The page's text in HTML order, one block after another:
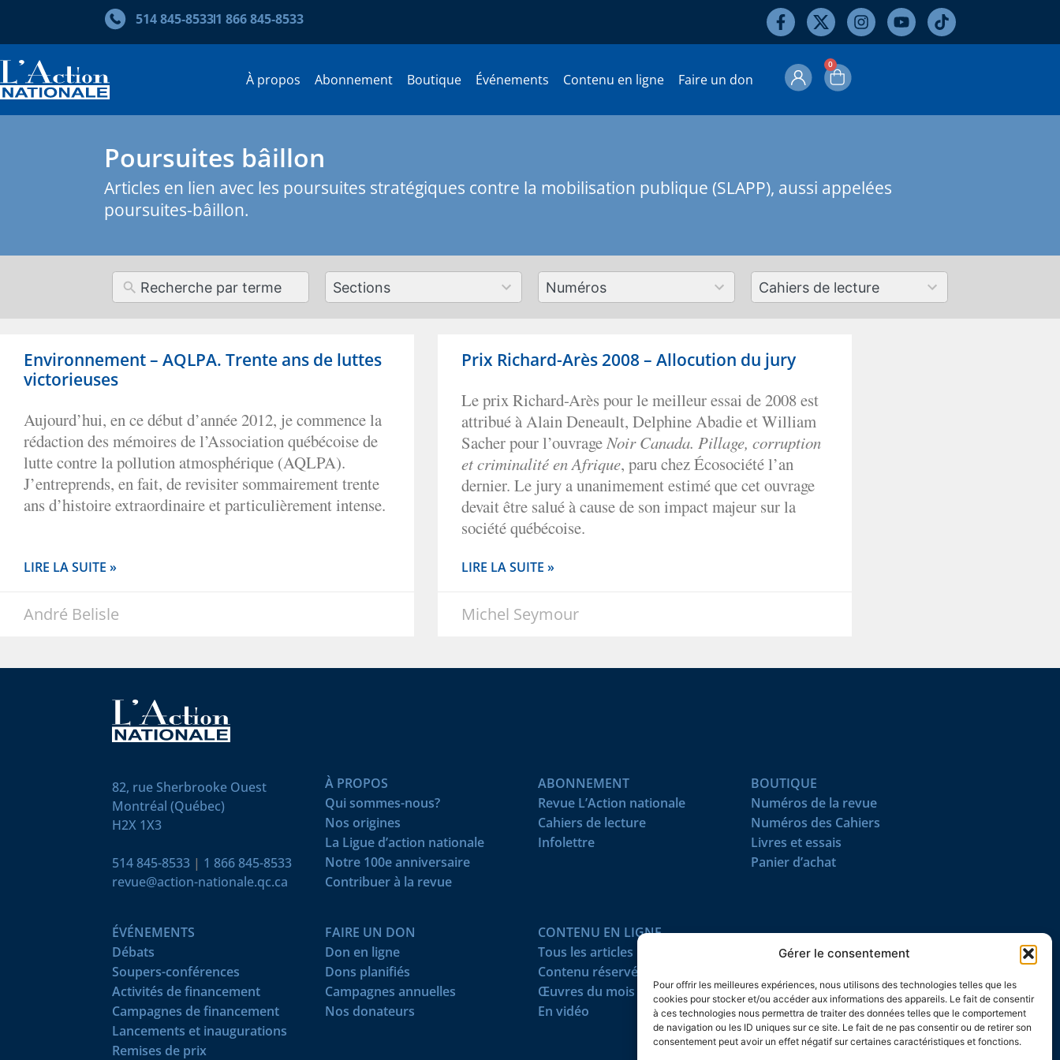
Gérer le consentement
Pour offrir les meilleures expériences, nous utilisons des technologies telles que les
cookies pour stocker et/ou accéder aux informations des appareils. Le fait de consentir
à ces technologies nous permettra de traiter des données telles que le comportement
de navigation ou les ID uniques sur ce site. Le fait de ne pas consentir ou de retirer son
consentement peut avoir un effet négatif sur certaines caractéristiques et fonctions.
514 845‑85331 866 845‑8533
À propos Abonnement Boutique Événements Contenu en ligne Faire un don
0
Poursuites bâillon
Articles en lien avec les poursuites stratégiques contre la mobilisation publique (SLAPP), aussi appelées
poursuites-bâillon.
12
results
179
results
50
results
Environnement – AQLPA. Trente ans de luttes
victorieuses
Aujourd’hui, en ce début d’année 2012, je commence la
rédaction des mémoires de l’Association québécoise de
lutte contre la pollution atmosphérique (AQLPA).
J’entreprends, en fait, de revisiter sommairement trente
ans d’histoire extraordinaire et particulièrement intense.
LIRE LA SUITE »
André Belisle
Prix Richard-Arès 2008 – Allocution du jury
Le prix Richard-Arès pour le meilleur essai de 2008 est
attribué à Alain Deneault, Delphine Abadie et William
Sacher pour l’ouvrageNoir Canada. Pillage, corruption
et criminalité en Afrique, paru chez Écosociété l’an
dernier. Le jury a unanimement estimé que cet ouvrage
devait être salué à cause de son impact majeur sur la
société québécoise.
LIRE LA SUITE »
Michel Seymour
82, rue Sherbrooke Ouest
Montréal (Québec)
H2X 1X3
514 845-8533 | 1 866 845-8533
revue@action-nationale.qc.ca
À PROPOS
Qui sommes-nous?
Nos origines
La Ligue d’action nationale
Notre 100e anniversaire
Contribuer à la revue
ABONNEMENT
Revue L’Action nationale
Cahiers de lecture
Infolettre
BOUTIQUE
Numéros de la revue
Numéros des Cahiers
Livres et essais
Panier d’achat
ÉVÉNEMENTS
Débats
Soupers-conférences
Activités de financement
Campagnes de financement
Lancements et inaugurations
Remises de prix
FAIRE UN DON
Don en ligne
Dons planifiés
Campagnes annuelles
Nos donateurs
CONTENU EN LIGNE
Tous les articles
Contenu réservé
Œuvres du mois
En vidéo
SUIVEZ-NOUS